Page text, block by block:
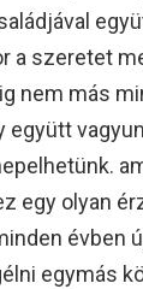
a szeretet
nem más
együtt
egy olyan
évben
egymás